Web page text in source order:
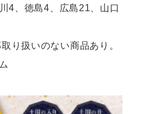
4、徳島4、広島21、山口
り扱いのない商品あり。